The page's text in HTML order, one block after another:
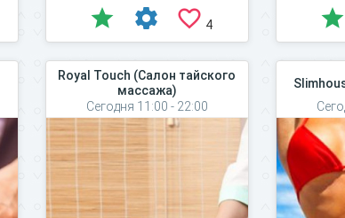
4
Royal Touch (Салон тайского
массажа)
Сегодня 11:00 - 22:00